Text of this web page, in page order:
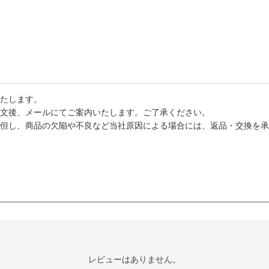
します。
後、メールにてご案内いたします。ご了承ください。
し、商品の欠陥や不良など当社原因による場合には、返品・交換を
レビューはありません。